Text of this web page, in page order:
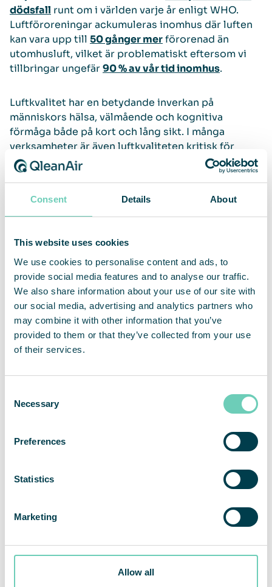
Consent Details About
This website uses cookies
We use cookies to personalise content and ads, to
provide social media features and to analyse our traffic.
We also share information about your use of our site with
our social media, advertising and analytics partners who
may combine it with other information that you’ve
provided to them or that they’ve collected from your use
of their services.
Selection
Necessary
Preferences
Statistics
Marketing
Allow all
dödsfall runt om i världen varje år enligt WHO.
Luftföroreningar ackumuleras inomhus där luften
kan vara upp till 50 gånger merförorenad än
utomhusluft, vilket är problematiskt eftersom vi
tillbringar ungefär90 % av vår tid inomhus.
Luftkvalitet har en betydande inverkan på
människors hälsa, välmående och kognitiva
förmåga både på kort och lång sikt. I många
verksamheter är även luftkvaliteten kritisk för
produkternas hållbarhet och kvalitet samt
processernas effektivitet. QleanAir tillhandahåller
professionella och offentliga utrymmen.
Läs mer
WHO om luftföroreningar
Europeiska Kommisionens rapport Environment and
Quality of Life
Hur påverkar luftföroreningar din hälsa?